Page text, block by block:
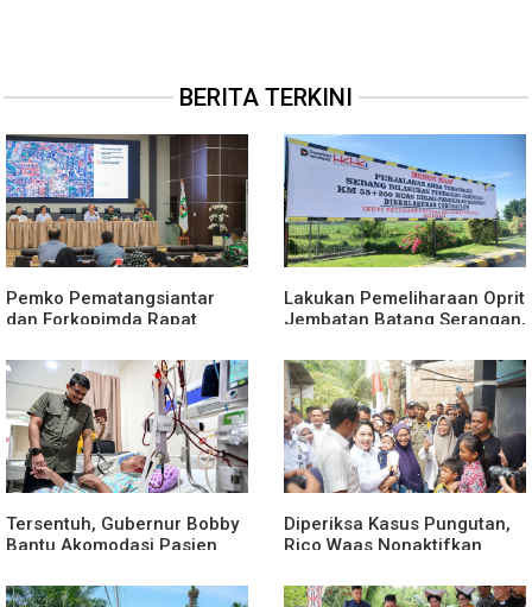
BERITA TERKINI
Pemko Pematangsiantar
dan Forkopimda Rapat
Peringatan HUT ke-81
Kemerdekaan RI
Lakukan Pemeliharaan Oprit
Jembatan Batang Serangan,
Contraflow di KM 55 Tol
Binjai–Langsa
Tersentuh, Gubernur Bobby
Bantu Akomodasi Pasien
di RSUD Thomsen
Diperiksa Kasus Pungutan,
Rico Waas Nonaktifkan
Masyarakat